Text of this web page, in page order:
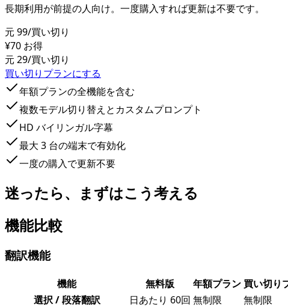
長期利用が前提の人向け。一度購入すれば更新は不要です。
元 99/買い切り
¥70 お得
元 29/買い切り
買い切りプランにする
年額プランの全機能を含む
複数モデル切り替えとカスタムプロンプト
HD バイリンガル字幕
最大 3 台の端末で有効化
一度の購入で更新不要
迷ったら、まずはこう考える
機能比較
翻訳機能
機能 無料版 年額プラン 買い切り
選択 / 段落翻訳
日あたり 60回 無制限
無制限